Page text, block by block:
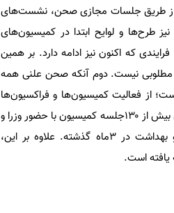
و از طریق جلسات مجازی صحن، نشست‌های
طرح‌ها و لوایح ابتدا در کمیسیون‌های
که اکنون نیز ادامه دارد. بر همین
نیست. دوم آنکه صحن علنی همه
از فعالیت کمیسیون‌ها و فراکسیون‌ها
گرفته تا سفرهای نظارتی، دیدارهای مردمی، پیگیری مسائل حوزه‌های انتخابیه، برگزاری بیش از ۱۳۰جلسه کمیسیون با حضور وزرا و
مسئولان و همچنین 3جلسه مجازی صحن با حضور وزرای جهاد کشاورزی، کار و بهداشت در 3‌ماه گذشته. علاوه بر این،
یافته است.